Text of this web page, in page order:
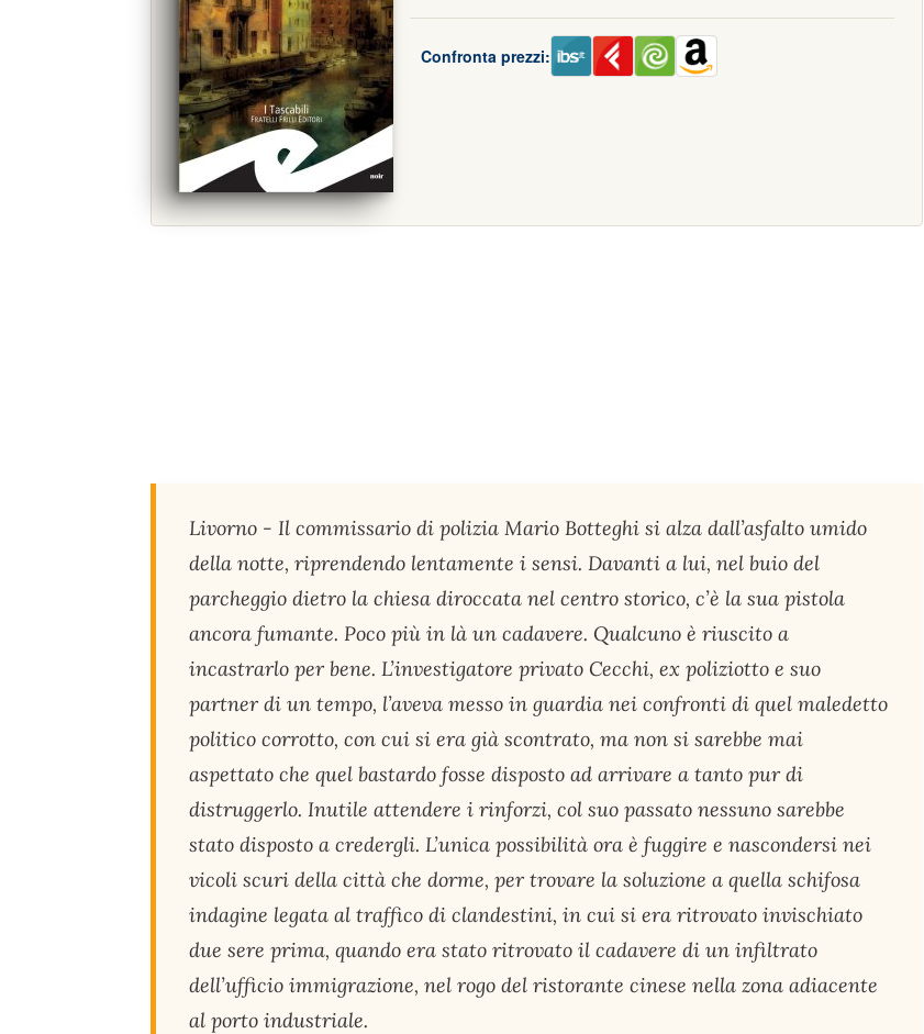
Confronta prezzi:
Livorno - Il commissario di polizia Mario Botteghi si alza dall’asfalto umido
della notte, riprendendo lentamente i sensi. Davanti a lui, nel buio del
parcheggio dietro la chiesa diroccata nel centro storico, c’è la sua pistola
ancora fumante. Poco più in là un cadavere. Qualcuno è riuscito a
incastrarlo per bene. L’investigatore privato Cecchi, ex poliziotto e suo
partner di un tempo, l’aveva messo in guardia nei confronti di quel maledetto
politico corrotto, con cui si era già scontrato, ma non si sarebbe mai
aspettato che quel bastardo fosse disposto ad arrivare a tanto pur di
distruggerlo. Inutile attendere i rinforzi, col suo passato nessuno sarebbe
stato disposto a credergli. L’unica possibilità ora è fuggire e nascondersi nei
vicoli scuri della città che dorme, per trovare la soluzione a quella schifosa
indagine legata al traffico di clandestini, in cui si era ritrovato invischiato
due sere prima, quando era stato ritrovato il cadavere di un infiltrato
dell’ufficio immigrazione, nel rogo del ristorante cinese nella zona adiacente
al porto industriale.